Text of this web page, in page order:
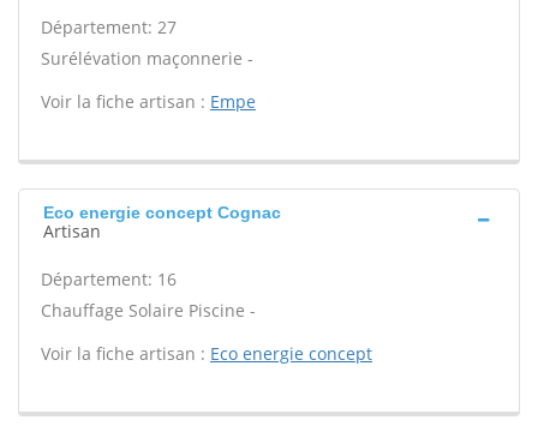
Département: 27
Surélévation maçonnerie -
Voir la fiche artisan : Empe
Eco energie concept Cognac
Artisan
Département: 16
Chauffage Solaire Piscine -
Voir la fiche artisan : Eco energie concept